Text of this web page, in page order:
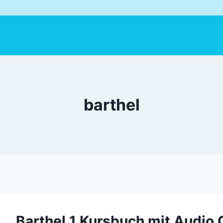
barthel